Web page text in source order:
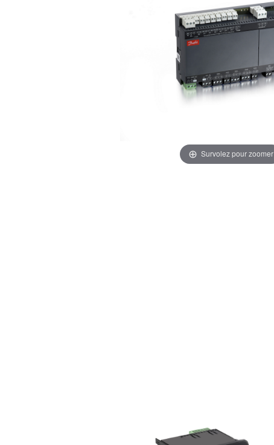
Survolez pour zoomer